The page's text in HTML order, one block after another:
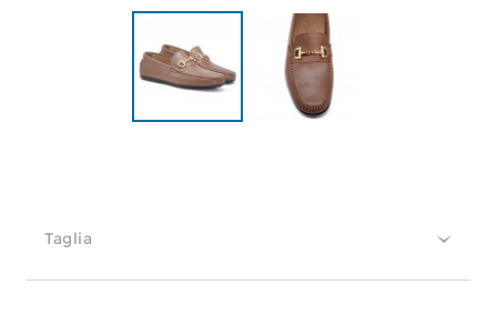
Taglia